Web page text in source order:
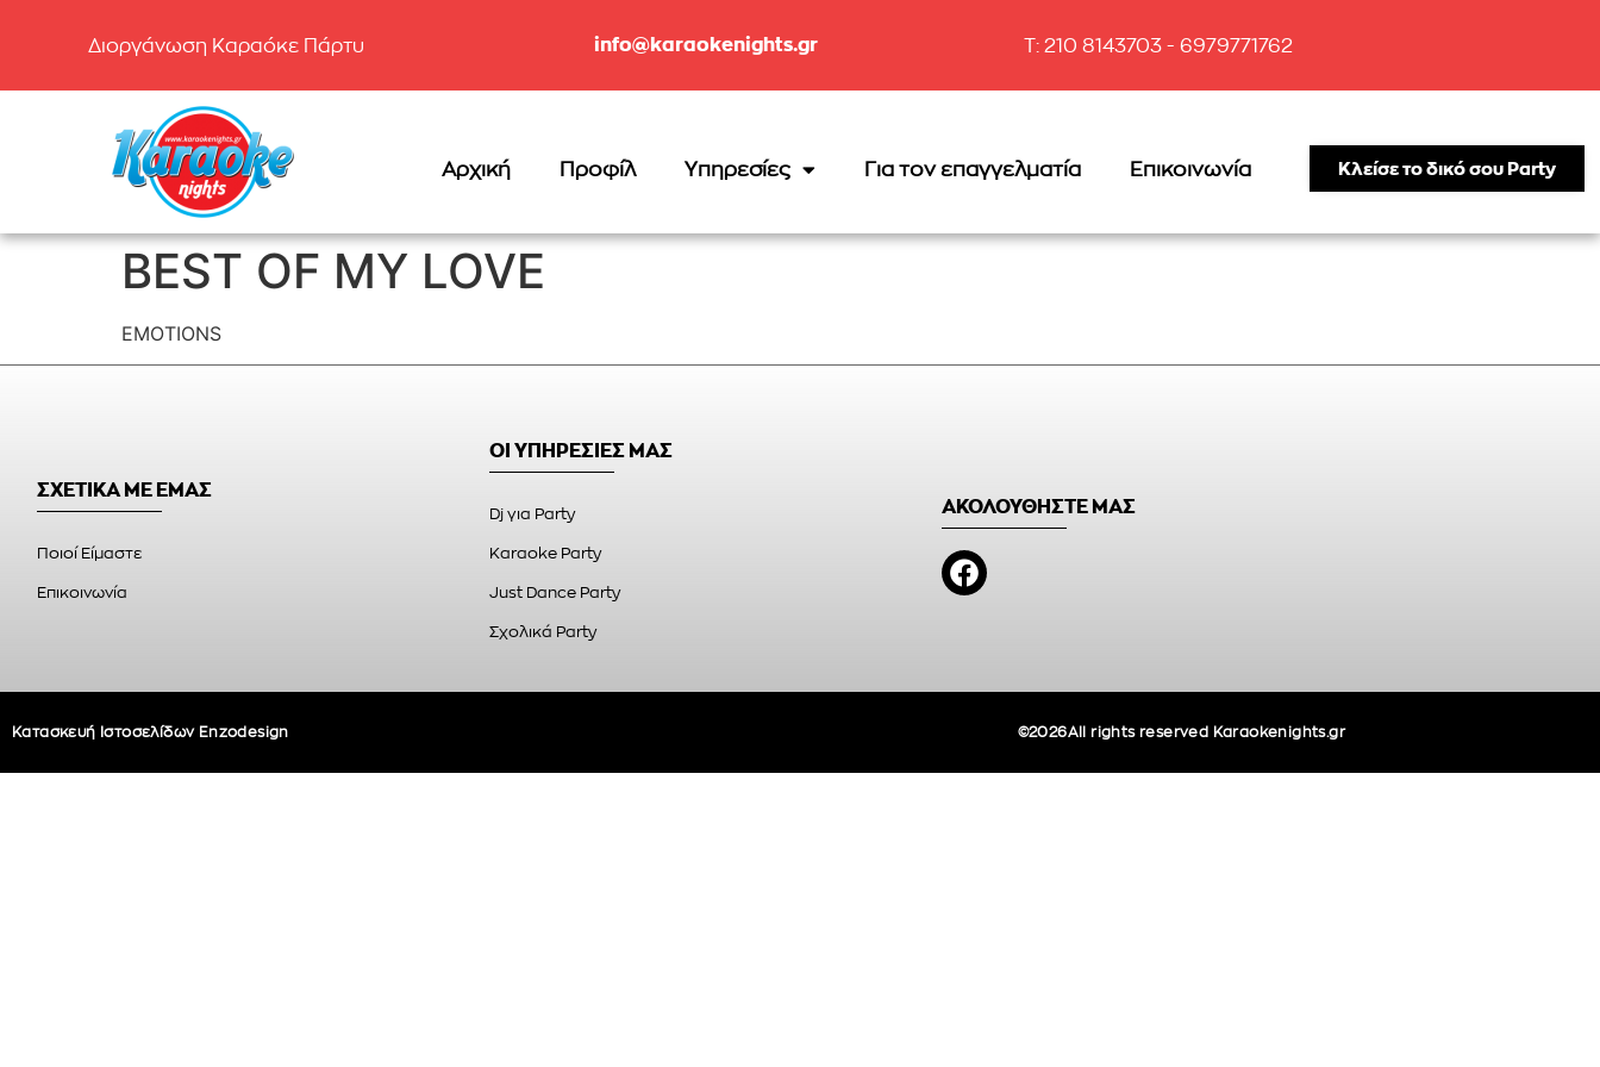
Διοργάνωση Καραόκε Πάρτυ info@karaokenights.gr T: 210 8143703 - 6979771762
Αρχική Προφίλ Υπηρεσίες Για τον επαγγελματία Επικοινωνία Κλείσε το δικό σου Party
BEST OF MY LOVE
EMOTIONS
ΣΧΕΤΙΚΑ ΜΕ ΕΜΑΣ
Ποιοί Είμαστε
Επικοινωνία
ΟΙ ΥΠΗΡΕΣΙΕΣ ΜΑΣ
Dj για Party
Karaoke Party
Just Dance Party
Σχολικά Party
ΑΚΟΛΟΥΘΗΣΤΕ ΜΑΣ
Κατασκευή Ιστοσελίδων Enzodesign ©2026All rights reserved Karaokenights.gr